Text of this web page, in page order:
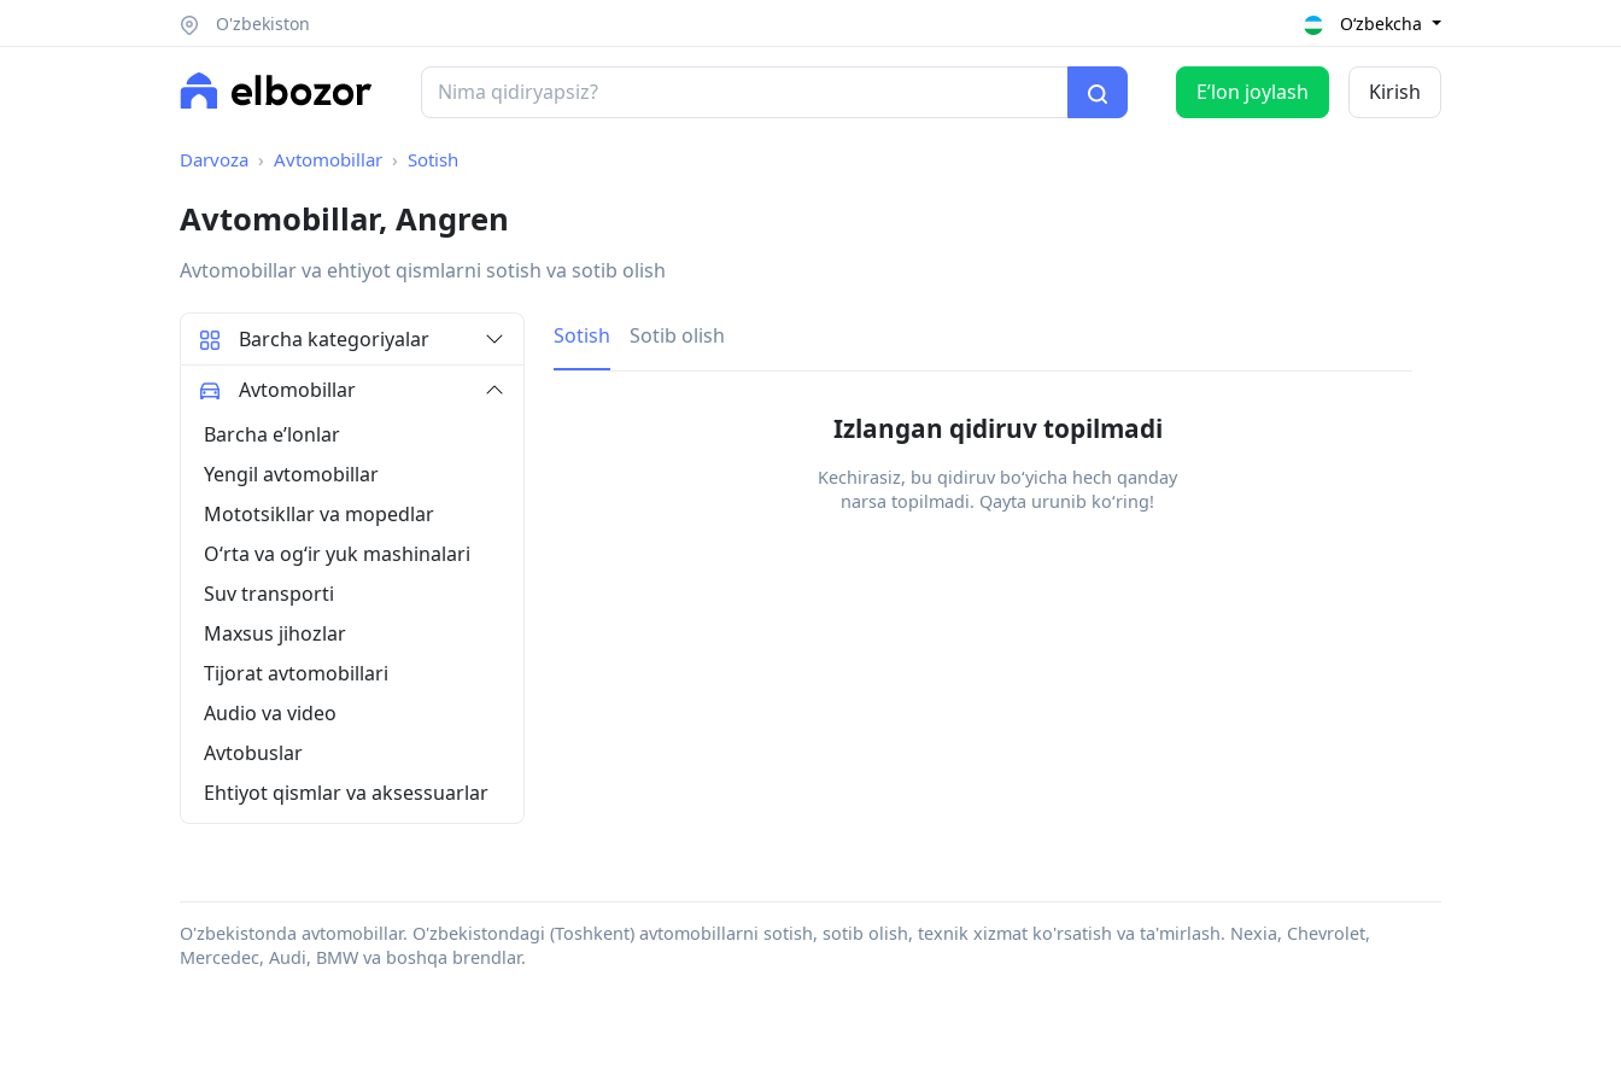
O'zbekiston O‘zbekcha
Eʼlon joylash Kirish
Darvoza Avtomobillar Sotish
Avtomobillar, Angren
Avtomobillar va ehtiyot qismlarni sotish va sotib olish
Sotish Sotib olish
Izlangan qidiruv topilmadi
Kechirasiz, bu qidiruv bo‘yicha hech qanday
narsa topilmadi. Qayta urunib ko‘ring!
Barcha kategoriyalar
Avtomobillar
Barcha eʼlonlar
Yengil avtomobillar
Mototsikllar va mopedlar
O‘rta va og‘ir yuk mashinalari
Suv transporti
Maxsus jihozlar
Tijorat avtomobillari
Audio va video
Avtobuslar
Ehtiyot qismlar va aksessuarlar
O'zbekistonda avtomobillar. O'zbekistondagi (Toshkent) avtomobillarni sotish, sotib olish, texnik xizmat ko'rsatish va ta'mirlash. Nexia, Chevrolet,
Mercedec, Audi, BMW va boshqa brendlar.